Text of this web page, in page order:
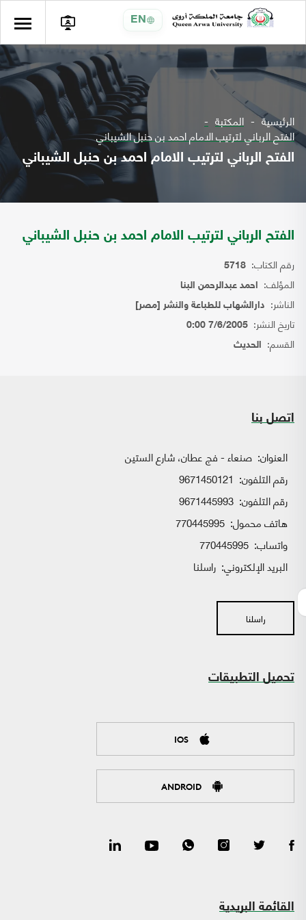
EN
الرئيسية المكتبة
الفتح الرباني لترتيب الامام احمد بن حنبل الشيباني
الفتح الرباني لترتيب الامام احمد بن حنبل الشيباني
الفتح الرباني لترتيب الامام احمد بن حنبل الشيباني
رقم الكتاب: 5718
المؤلف: احمد عبدالرحمن البنا
الناشر: دارالشهاب للطباعة والنشر [مصر]
تاريخ النشر: 7/6/2005 0:00
القسم: الحديث
اتصل بنا
العنوان: صنعاء - فج عطان، شارع الستين
رقم التلفون: 9671450121
رقم التلفون: 9671445993
هاتف محمول: 770445995
واتساب:
البريد الإلكتروني: راسلنا
راسلنا
تحميل التطبيقات
IOS
ANDROID
القائمة البريدية